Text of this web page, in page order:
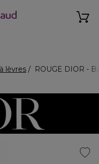
lèvres ROUGE DIOR -